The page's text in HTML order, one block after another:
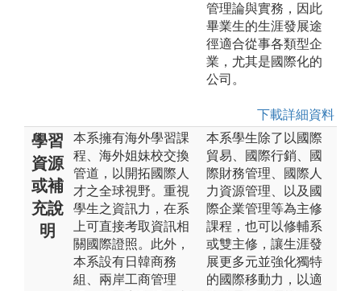
管理論與實務，因此
畢業生的生涯發展途
徑適合從事各類型企
業，尤其是國際化的
公司。
下載詳細資料
學習
資源
或補
充說
明
本系擁有海外學習課
程、海外姐妹校交換
管道，以開拓國際人
才之全球視野。重視
學生之資訊力，在系
上可直接考取資訊相
關國際證照。此外，
本系設有日韓商務
組、兩岸工商管理
本系學生除了以國際
貿易、國際行銷、國
際財務管理、國際人
力資源管理、以及國
際企業管理等為主修
課程，也可以修輔系
或雙主修，讓生涯發
展更多元並強化獨特
的國際移動力，以適